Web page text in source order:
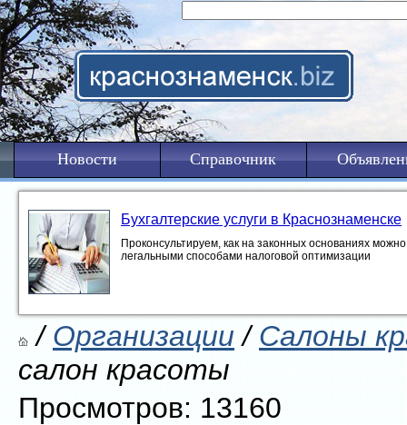
Новости Справочник
Бухгалтерские услуги в Краснознаменске
Проконсультируем, как на законных основаниях
легальными способами налоговой оптимизации
/Организации/Салоны
салон красоты
Просмотров: 13160